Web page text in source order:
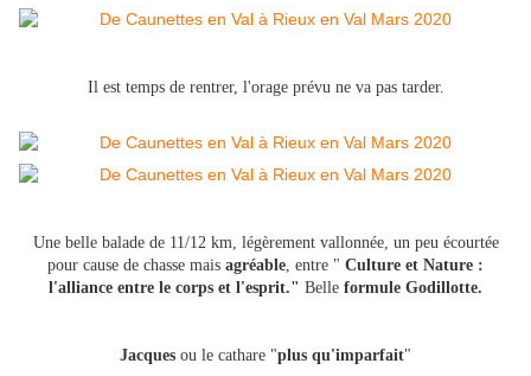
Il est temps de rentrer, l'orage prévu ne va pas tarder.
Une belle balade de 11/12 km, légèrement vallonnée, un peu écourtée
pour cause de chasse mais agréable, entre " Culture et Nature :
l'alliance entre le corps et l'esprit." Belle formule Godillotte.
Jacques ou le cathare "plus qu'imparfait"